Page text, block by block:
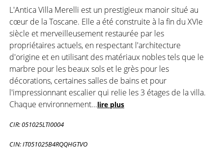
L'Antica Villa Merelli est un prestigieux manoir situé au
cœur de la Toscane. Elle a été construite à la fin du XVIe
siècle et merveilleusement restaurée par les
propriétaires actuels, en respectant l'architecture
d'origine et en utilisant des matériaux nobles tels que le
marbre pour les beaux sols et le grès pour les
décorations, certaines salles de bains et pour
l'impressionnant escalier qui relie les 3 étages de la villa.
Chaque environnement...lire plus
CIR: 051025LTI0004
CIN: IT051025B4RQQHGTVO